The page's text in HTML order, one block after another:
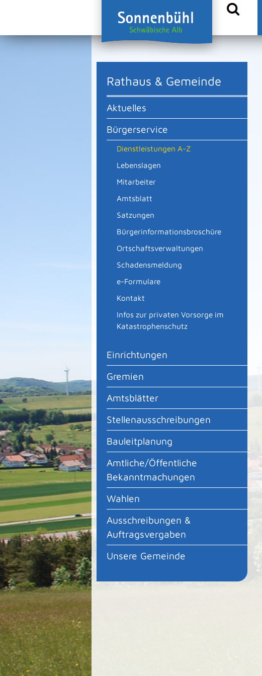
Rathaus & Gemeinde
Aktuelles
Bürgerservice
Dienstleistungen A-Z
Lebenslagen
Mitarbeiter
Amtsblatt
Satzungen
Bürgerinformationsbroschüre
Ortschaftsverwaltungen
Schadensmeldung
e-Formulare
Kontakt
Infos zur privaten Vorsorge im
Katastrophenschutz
Einrichtungen
Gremien
Amtsblätter
Stellenausschreibungen
Bauleitplanung
Amtliche/Öffentliche
Bekanntmachungen
Wahlen
Ausschreibungen &
Auftragsvergaben
Unsere Gemeinde